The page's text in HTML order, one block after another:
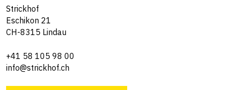
Strickhof
Eschikon 21
CH-8315 Lindau
+41 58 105 98 00
info@strickhof.ch